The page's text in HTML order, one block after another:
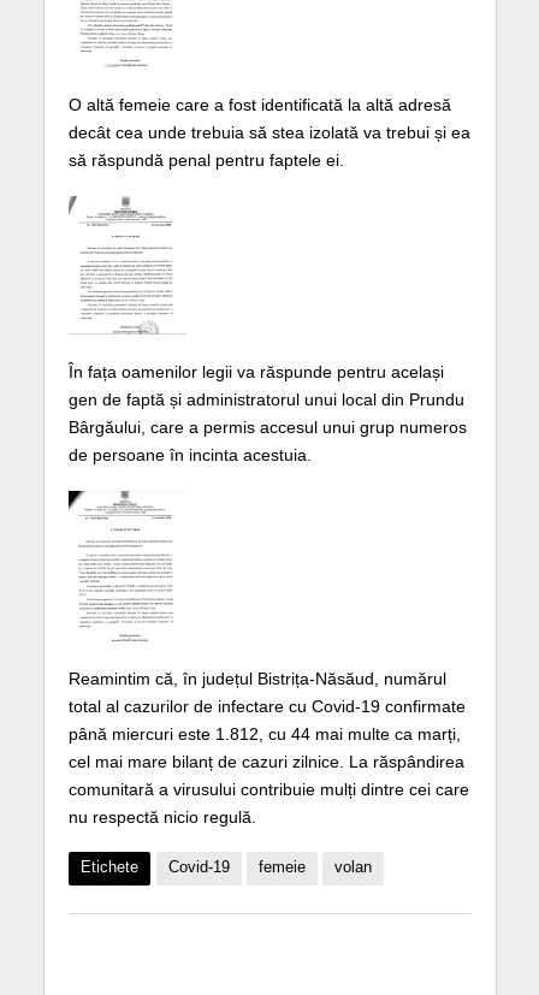
O altă femeie care a fost identificată la altă adresă
decât cea unde trebuia să stea izolată va trebui și ea
să răspundă penal pentru faptele ei.
În fața oamenilor legii va răspunde pentru același
gen de faptă și administratorul unui local din Prundu
Bârgăului, care a permis accesul unui grup numeros
de persoane în incinta acestuia.
Reamintim că, în județul Bistrița-Năsăud, numărul
total al cazurilor de infectare cu Covid-19 confirmate
până miercuri este 1.812, cu 44 mai multe ca marți,
cel mai mare bilanț de cazuri zilnice. La răspândirea
comunitară a virusului contribuie mulți dintre cei care
nu respectă nicio regulă.
Etichete Covid-19 femeie volan